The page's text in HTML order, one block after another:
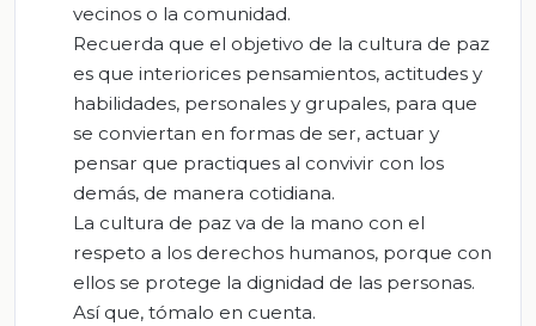
vecinos o la comunidad.
Recuerda que el objetivo de la cultura de paz
es que interiorices pensamientos, actitudes y
habilidades, personales y grupales, para que
se conviertan en formas de ser, actuar y
pensar que practiques al convivir con los
demás, de manera cotidiana.
La cultura de paz va de la mano con el
respeto a los derechos humanos, porque con
ellos se protege la dignidad de las personas.
Así que, tómalo en cuenta.